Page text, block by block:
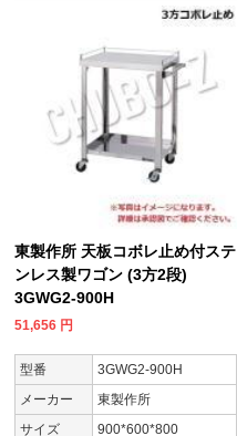
東製作所 天板コボレ止め付ステ
ンレス製ワゴン (3方2段)
3GWG2-900H
51,656 円
型番
3GWG2-900H
メーカー
東製作所
サイズ
900*600*800